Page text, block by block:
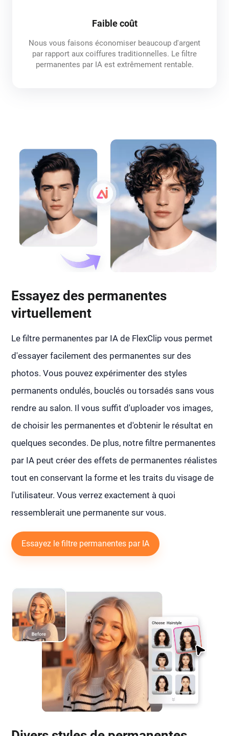
Faible coût
Nous vous faisons économiser beaucoup d'argent
par rapport aux coiffures traditionnelles. Le filtre
permanentes par IA est extrêmement rentable.
Essayez des permanentes
virtuellement
Le filtre permanentes par IA de FlexClip vous permet
d'essayer facilement des permanentes sur des
photos. Vous pouvez expérimenter des styles
permanents ondulés, bouclés ou torsadés sans vous
rendre au salon. Il vous suffit d'uploader vos images,
de choisir les permanentes et d'obtenir le résultat en
quelques secondes. De plus, notre filtre permanentes
par IA peut créer des effets de permanentes réalistes
tout en conservant la forme et les traits du visage de
l'utilisateur. Vous verrez exactement à quoi
ressemblerait une permanente sur vous.
Essayez le filtre permanentes par IA